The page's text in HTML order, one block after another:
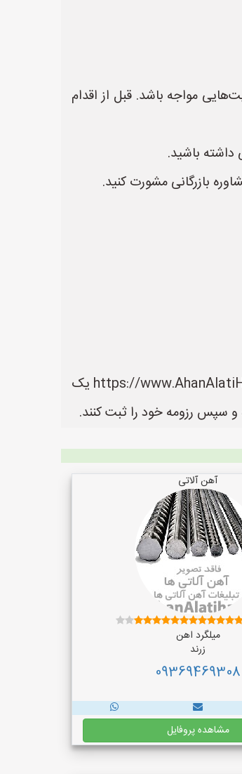
مواجه باشد. قبل از اقدام
داشته باشید.
بازرگانی مشورت کنید.
در سایت آهن آلاتی ها می توانید لیست بهترین فروشنده های آهن آلات را مشاهده کنید. سایت آهن آلاتی ها به نشانی https://www.AhanAlatiHa.ir یک
سپس رزومه خود را ثبت کنند.
آهن آلاتی
میلگرد اهن
زرند
09369469308
مشاهده پروفایل